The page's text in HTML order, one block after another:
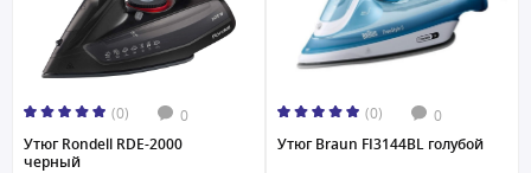
(0) 0
Утюг Rondell RDE-2000
черный
(0) 0
Утюг Braun FI3144BL голубой